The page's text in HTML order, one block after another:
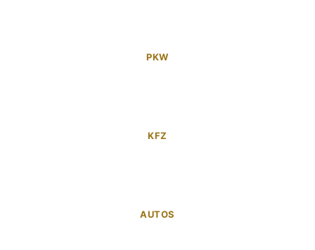
PKW
KFZ
AUTOS